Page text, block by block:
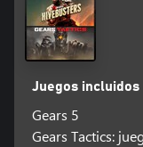
Juegos incluidos
Gears 5
Gears Tactics: